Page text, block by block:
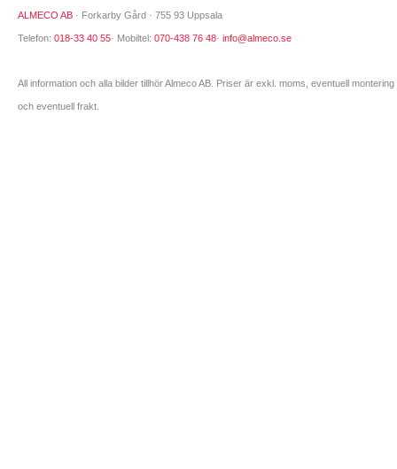
ALMECO AB · Forkarby Gård · 755 93 Uppsala
Telefon: 018-33 40 55· Mobiltel: 070-438 76 48· info@almeco.se
All information och alla bilder tillhör Almeco AB. Priser är exkl. moms, eventuell montering
och eventuell frakt.